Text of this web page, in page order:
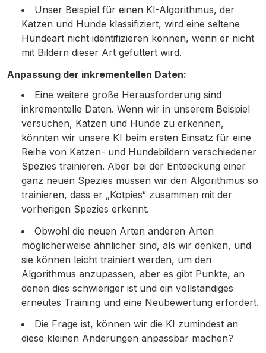
Unser Beispiel für einen KI-Algorithmus, der
Katzen und Hunde klassifiziert, wird eine seltene
Hundeart nicht identifizieren können, wenn er nicht
mit Bildern dieser Art gefüttert wird.
Anpassung der inkrementellen Daten:
Eine weitere große Herausforderung sind
inkrementelle Daten. Wenn wir in unserem Beispiel
versuchen, Katzen und Hunde zu erkennen,
könnten wir unsere KI beim ersten Einsatz für eine
Reihe von Katzen- und Hundebildern verschiedener
Spezies trainieren. Aber bei der Entdeckung einer
ganz neuen Spezies müssen wir den Algorithmus so
trainieren, dass er „Kotpies“ zusammen mit der
vorherigen Spezies erkennt.
Obwohl die neuen Arten anderen Arten
möglicherweise ähnlicher sind, als wir denken, und
sie können leicht trainiert werden, um den
Algorithmus anzupassen, aber es gibt Punkte, an
denen dies schwieriger ist und ein vollständiges
erneutes Training und eine Neubewertung erfordert.
Die Frage ist, können wir die KI zumindest an
diese kleinen Änderungen anpassbar machen?